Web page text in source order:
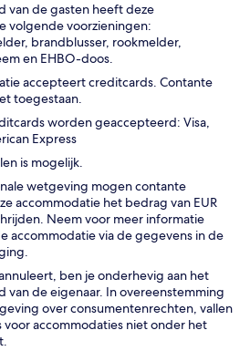
van de gasten heeft deze
volgende voorzieningen:
brandblusser, rookmelder,
en EHBO-doos.
accepteert creditcards. Contante
toegestaan.
worden geaccepteerd: Visa,
Express
is mogelijk.
wetgeving mogen contante
accommodatie het bedrag van EUR
Neem voor meer informatie
accommodatie via de gegevens in de
ben je onderhevig aan het
van de eigenaar. In overeenstemming
over consumentenrechten, vallen
voor accommodaties niet onder het